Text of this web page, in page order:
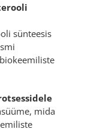
sünteesis
mida